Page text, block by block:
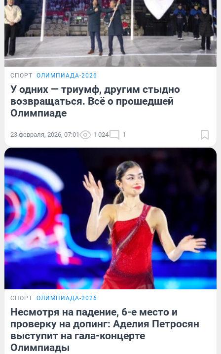
СПОРТ ОЛИМПИАДА-2026
У одних — триумф, другим стыдно
возвращаться. Всё о прошедшей
Олимпиаде
23 февраля, 2026, 07:01 1 024 1
СПОРТ ОЛИМПИАДА-2026
Несмотря на падение, 6-е место и
проверку на допинг: Аделия Петросян
выступит на гала-концерте
Олимпиады